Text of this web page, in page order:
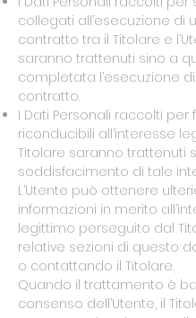
collegati all’esecuzione di
contratto tra il Titolare e
saranno trattenuti sino a
completata l’esecuzione
contratto.
I Dati Personali raccolti per
riconducibili all’interesse
Titolare saranno trattenuti
soddisfacimento di tale
L’Utente può ottenere
informazioni in merito
legittimo perseguito dal
relative sezioni di questo
o contattando il Titolare.
Quando il trattamento è
consenso dell’Utente, il